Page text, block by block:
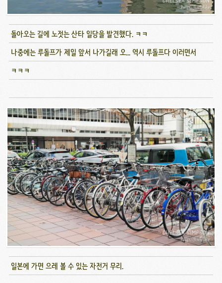
돌아오는 길에 노젓는 산타 일당을 발견했다. ㅋㅋ
나중에는 루돌프가 제일 앞서 나가길래 오... 역시 루돌프다 이러면서
ㅋㅋㅋ
일본에 가면 으레 볼 수 있는 자전거 무리.